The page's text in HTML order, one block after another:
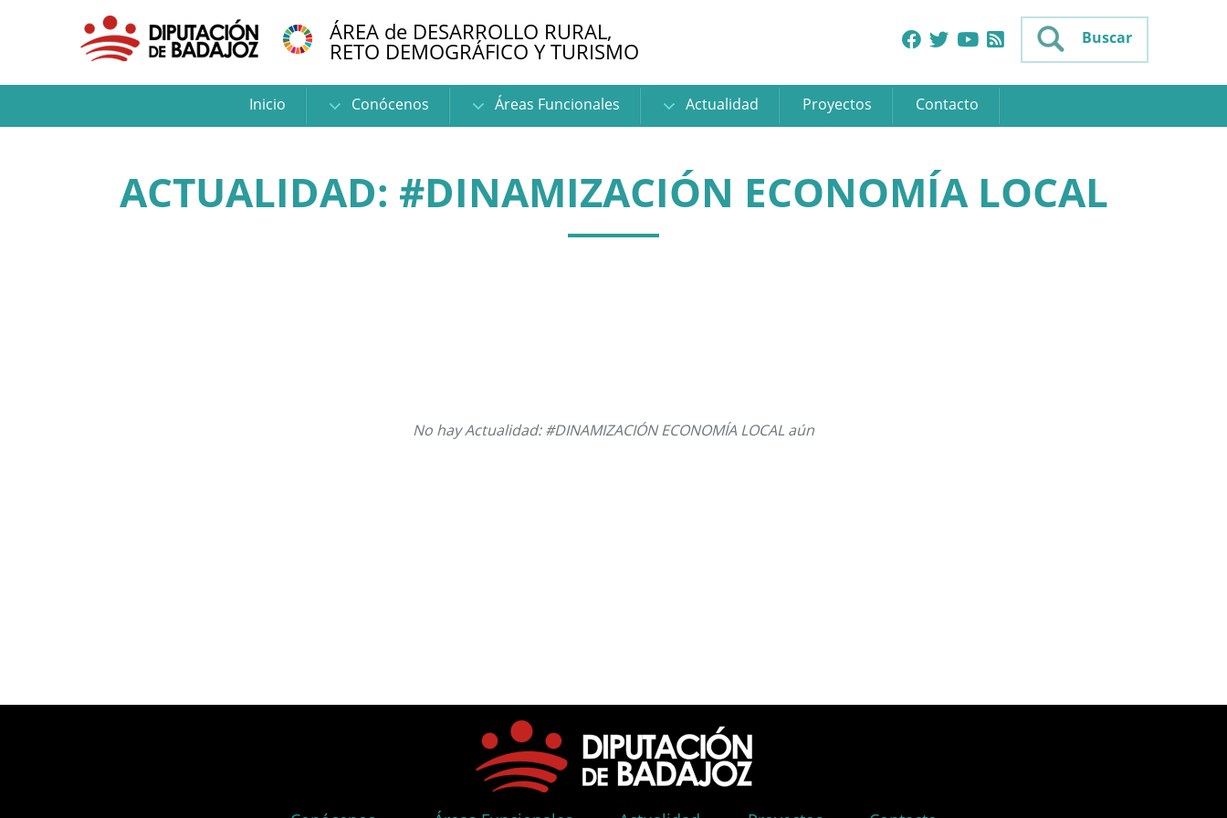
ÁREA de DESARROLLO RURAL,
RETO DEMOGRÁFICO Y TURISMO Buscar
Inicio Conócenos Áreas Funcionales Actualidad Proyectos Contacto
ACTUALIDAD: #DINAMIZACIÓN ECONOMÍA LOCAL
No hay Actualidad: #DINAMIZACIÓN ECONOMÍA LOCAL aún